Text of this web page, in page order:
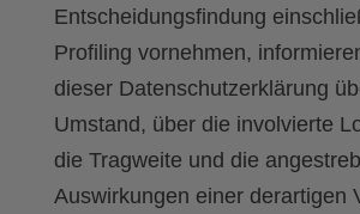
Entscheidungsfindung
Profiling vornehmen,
dieser Datenschutzerklärung
Umstand, über die involvierte
die Tragweite und die
Auswirkungen einer derartigen